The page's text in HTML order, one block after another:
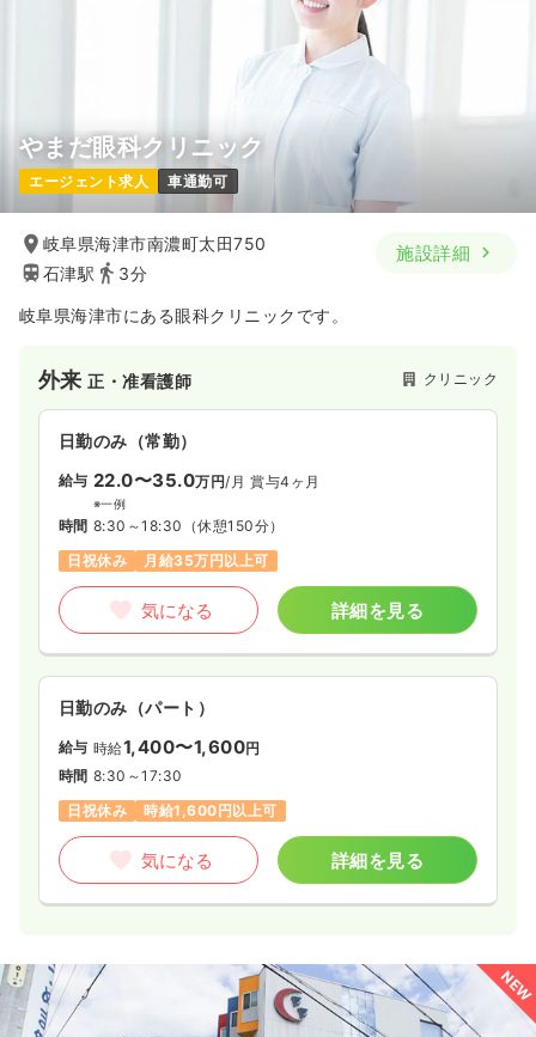
やまだ眼科クリニック
エージェント求人 車通勤可
岐阜県海津市南濃町太田750
石津駅
3分
施設詳細
岐阜県海津市にある眼科クリニックです。
外来正・准看護師 クリニック
日勤のみ（常勤）
給与 22.0〜35.0万円/月 賞与4ヶ月
※一例
時間 8:30～18:30 （休憩150分）
日祝休み
月給35万円以上可
気になる 詳細を見る
日勤のみ（パート）
給与 時給1,400〜1,600円
時間 8:30～17:30
日祝休み
時給1,600円以上可
気になる 詳細を見る
NEW